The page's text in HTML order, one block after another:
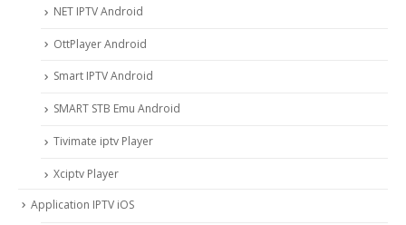
NET IPTV Android
OttPlayer Android
Smart IPTV Android
SMART STB Emu Android
Tivimate iptv Player
Xciptv Player
Application IPTV iOS